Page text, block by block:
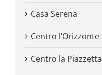
Casa Serena
Centro l’Orizzonte
Centro la Piazzetta